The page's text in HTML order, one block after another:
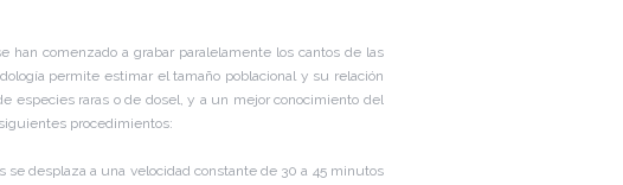
comenzado a grabar paralelamente los cantos de las
permite estimar el tamaño poblacional y su relación
especies raras o de dosel, y a un mejor conocimiento del
procedimientos:
se desplaza a una velocidad constante de 30 a 45 minutos